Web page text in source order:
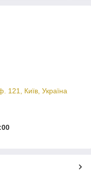
121, Київ, Україна